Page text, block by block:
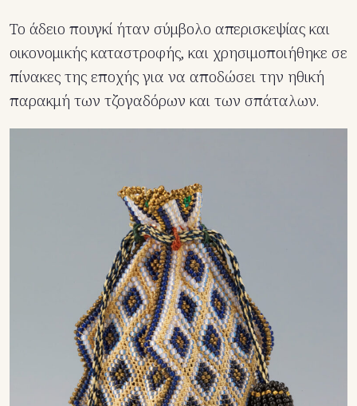
Το άδειο πουγκί ήταν σύμβολο απερισκεψίας και
οικονομικής καταστροφής, και χρησιμοποιήθηκε σε
πίνακες της εποχής για να αποδώσει την ηθική
παρακμή των τζογαδόρων και των σπάταλων.